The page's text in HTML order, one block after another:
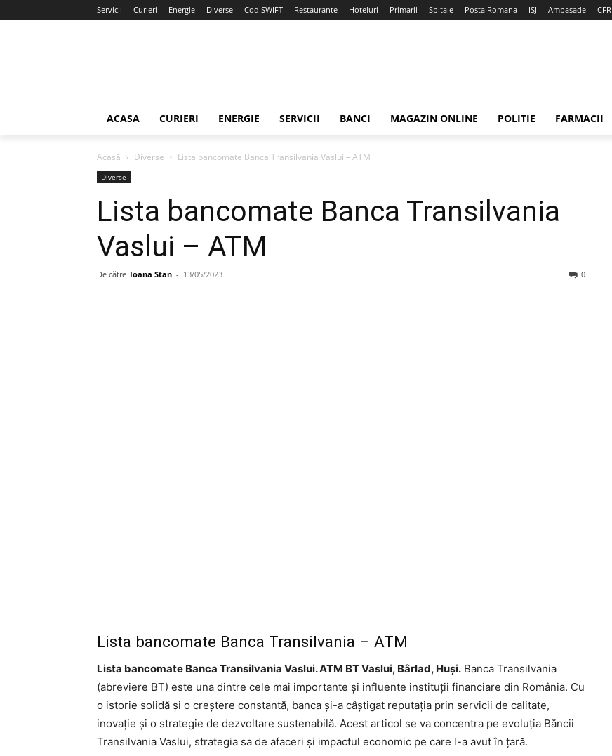
Servicii Curieri Energie Diverse Cod SWIFT Restaurante Hoteluri Primarii Spitale Posta Romana ISJ Ambasade CFR
ACASA CURIERI ENERGIE SERVICII BANCI MAGAZIN ONLINE POLITIE FARMACII
Acasă Diverse Lista bancomate Banca Transilvania Vaslui – ATM
Diverse
Lista bancomate Banca Transilvania
Vaslui – ATM
De către Ioana Stan - 13/05/2023 0
Lista bancomate Banca Transilvania – ATM
Lista bancomate Banca Transilvania Vaslui. ATM BT Vaslui, Bârlad, Huși. Banca Transilvania
(abreviere BT) este una dintre cele mai importante și influente instituții financiare din România. Cu
o istorie solidă și o creștere constantă, banca și-a câștigat reputația prin servicii de calitate,
inovație și o strategie de dezvoltare sustenabilă. Acest articol se va concentra pe evoluția Băncii
Transilvania Vaslui, strategia sa de afaceri și impactul economic pe care l-a avut în țară.